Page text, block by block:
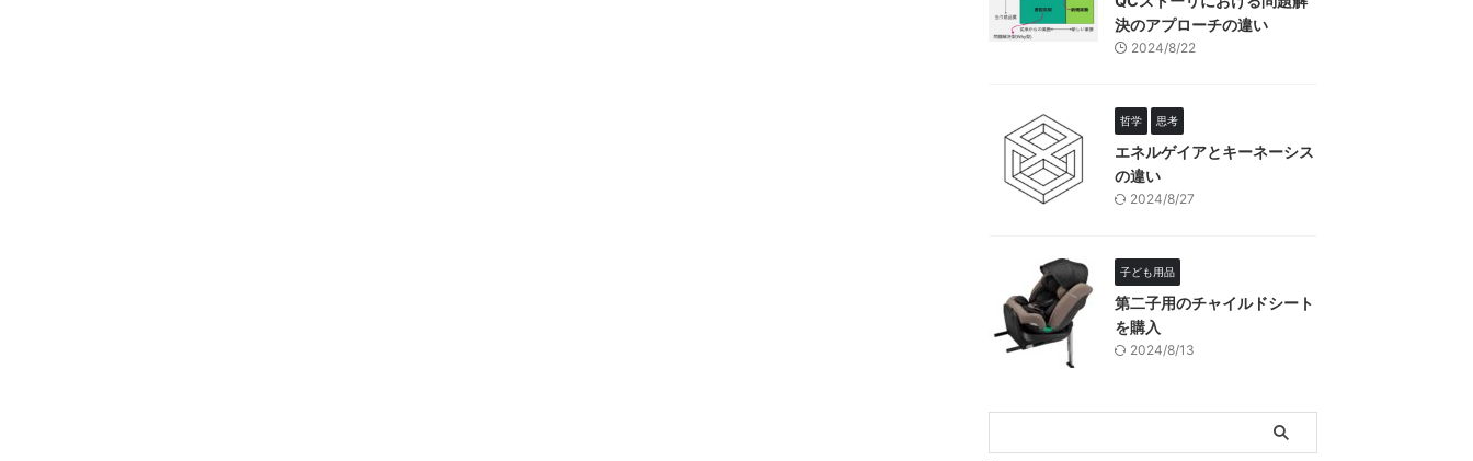
決のアプローチの違い
2024/8/22
哲学 思考
エネルゲイアとキーネーシス
の違い
2024/8/27
子ども用品
第二子用のチャイルドシート
を購入
2024/8/13